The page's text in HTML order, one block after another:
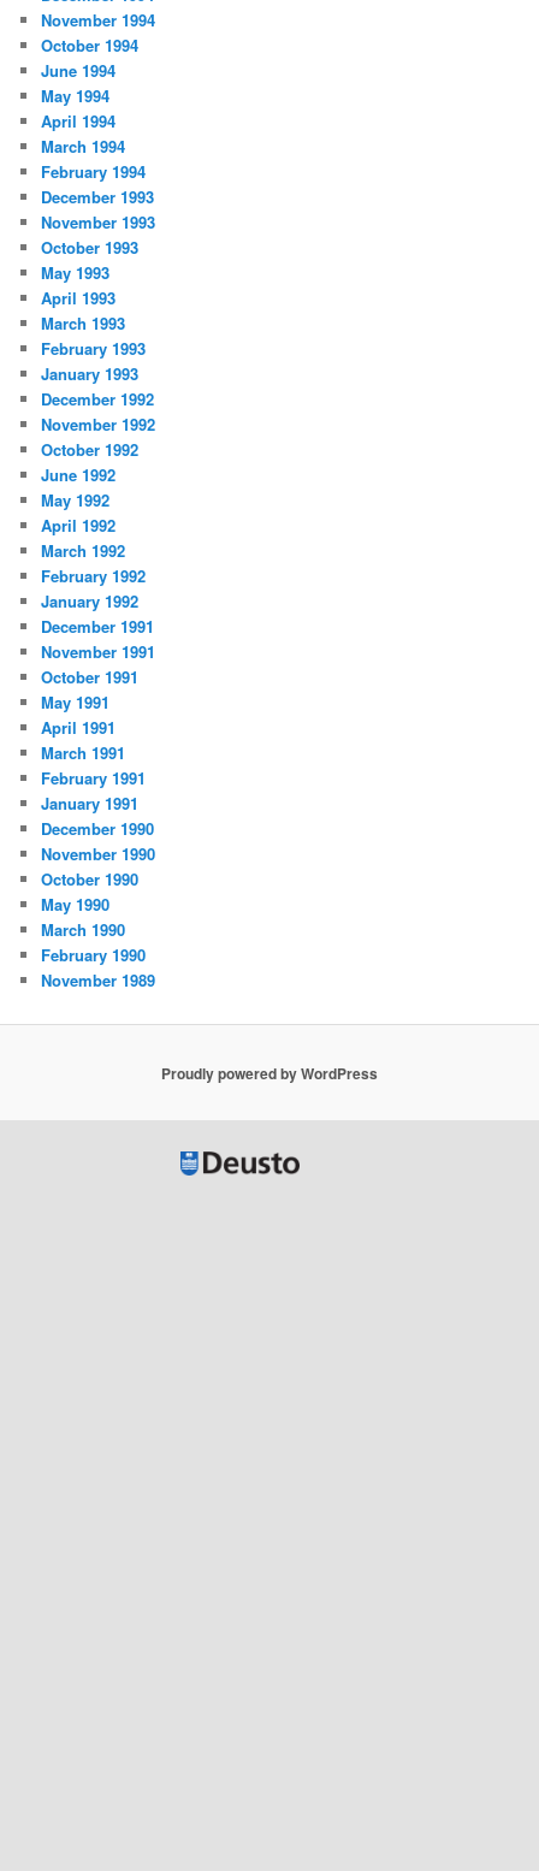
November 1994
October 1994
June 1994
May 1994
April 1994
March 1994
February 1994
December 1993
November 1993
October 1993
May 1993
April 1993
March 1993
February 1993
January 1993
December 1992
November 1992
October 1992
June 1992
May 1992
April 1992
March 1992
February 1992
January 1992
December 1991
November 1991
October 1991
May 1991
April 1991
March 1991
February 1991
January 1991
December 1990
November 1990
October 1990
May 1990
March 1990
February 1990
November 1989
Proudly powered by WordPress